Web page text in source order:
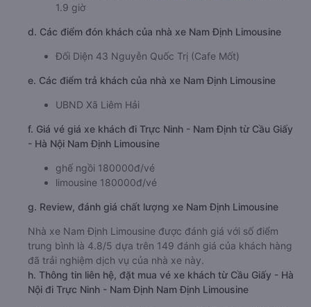
1.9 giờ
d. Các điểm đón khách của nhà xe Nam Định Limousine
Đối Diện 43 Nguyễn Quốc Trị (Cafe Mốt)
e. Các điểm trả khách của nhà xe Nam Định Limousine
UBND Xã Liêm Hải
f. Giá vé giá xe khách đi Trực Ninh - Nam Định từ Cầu Giấy
- Hà Nội Nam Định Limousine
ghế ngồi 180000đ/vé
limousine 180000đ/vé
g. Review, đánh giá chất lượng xe Nam Định Limousine
Nhà xe Nam Định Limousine được đánh giá với số điểm
trung bình là 4.8/5 dựa trên 149 đánh giá của khách hàng
đã trải nghiệm dịch vụ của nhà xe này.
h. Thông tin liên hệ, đặt mua vé xe khách từ Cầu Giấy - Hà
Nội đi Trực Ninh - Nam Định Nam Định Limousine